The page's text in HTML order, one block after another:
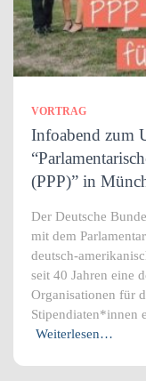
VORTRAG
Infoabend zum
(PPP)” in
Der Deutsche
mit dem
deutsch-
seit 40 Jahren eine
Organisationen für
Stipendiaten*innen
Weiterlesen…